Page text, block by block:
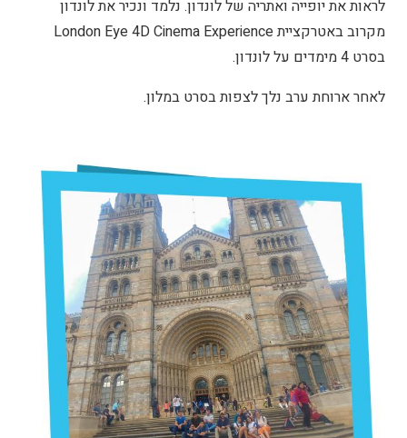
לראות את יופייה ואתריה של לונדון. נלמד ונכיר את לונדון
מקרוב באטרקציית London Eye 4D Cinema Experience
בסרט 4 מימדים על לונדון.
לאחר ארוחת ערב נלך לצפות בסרט במלון.